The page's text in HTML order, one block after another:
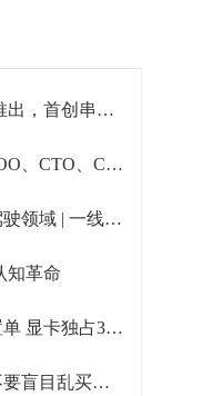
池系统，38分钟充满电
职位都是在做什么的？
域 | 一线车讯
知革命
卡独占30万+
华为值得买的3款手机